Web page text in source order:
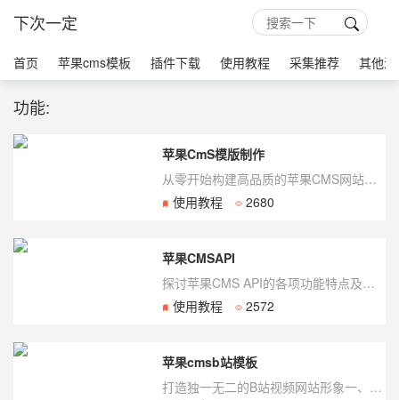
下次一定
首页 苹果cms模板 插件下载 使用教程 采集推荐 其他
功能:
苹果CmS模版制作
从零开始构建高品质的苹果CMS网站模板一、苹果CMS简介苹果CMS是一款开源、免费的...
使用教程
2680
苹果CMSAPI
探讨苹果CMS API的各项功能特点及应用场景什么是苹果CMS API？苹果CMS（...
使用教程
2572
苹果cmsb站模板
打造独一无二的B站视频网站形象一、什么是苹果CMS B站模板?苹果CMS B站模板是...